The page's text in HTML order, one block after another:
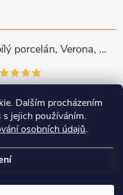
Dalším procházením
jejich používáním.
osobních údajů.
Miska kompotová 13 cm, bílý porcelán, Verona, G. Benedikt
. Všechna práva vyhrazena.